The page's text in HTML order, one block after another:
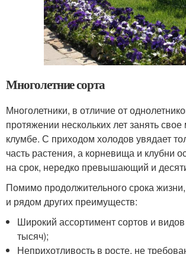
Многолетние сорта
Многолетники, в отличие от
протяжении нескольких лет занять
клумбе. С приходом холодов увядает
часть растения, а корневища и клубни
на срок, нередко превышающий и
Помимо продолжительного срока
и рядом других преимуществ:
Широкий ассортимент сортов и
тысяч);
Неприхотливость в росте, не